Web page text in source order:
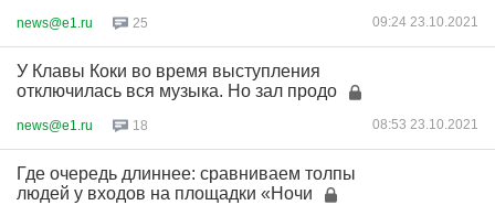
news@e1.ru 25 09:24 23.10.2021
У Клавы Коки во время выступления
отключилась вся музыка. Но зал продо
news@e1.ru 18 08:53 23.10.2021
Где очередь длиннее: сравниваем толпы
людей у входов на площадки «Ночи